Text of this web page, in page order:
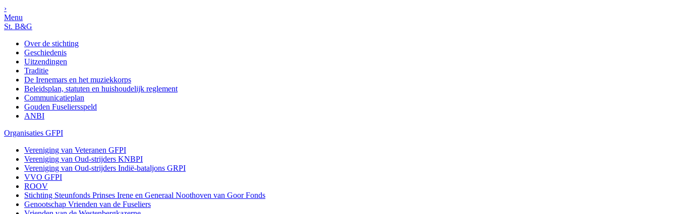
›
Menu
St. B&G
Over de stichting
Geschiedenis
Uitzendingen
Traditie
De Irenemars en het muziekkorps
Beleidsplan, statuten en huishoudelijk reglement
Communicatieplan
Gouden Fuseliersspeld
ANBI
Organisaties GFPI
Vereniging van Veteranen GFPI
Vereniging van Oud-strijders KNBPI
Vereniging van Oud-strijders Indië-bataljons GRPI
VVO GFPI
ROOV
Stichting Steunfonds Prinses Irene en Generaal Noothoven van Goor Fonds
Genootschap Vrienden van de Fuseliers